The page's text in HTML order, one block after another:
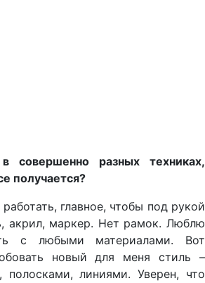
совершенно разных техниках,
получается?
главное, чтобы под рукой
акрил, маркер. Нет рамок. Люблю
с любыми материалами. Вот
новый для меня стиль –
полосками, линиями. Уверен, что